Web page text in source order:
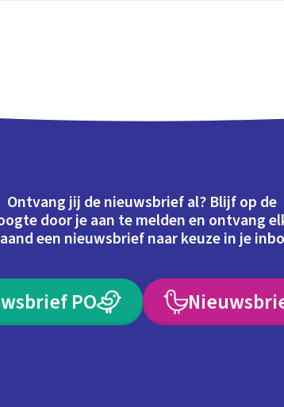
Ontvang jij de nieuwsbrief al? Blijf op de
door je aan te melden en ontvang
een nieuwsbrief naar keuze in je
PO